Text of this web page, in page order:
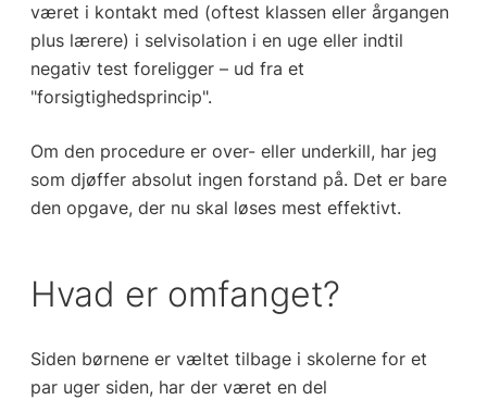
været i kontakt med (oftest klassen eller årgangen
plus lærere) i selvisolation i en uge eller indtil
negativ test foreligger – ud fra et
"forsigtighedsprincip".
Om den procedure er over- eller underkill, har jeg
som djøffer absolut ingen forstand på. Det er bare
den opgave, der nu skal løses mest effektivt.
Hvad er omfanget?
Siden børnene er væltet tilbage i skolerne for et
par uger siden, har der været en del